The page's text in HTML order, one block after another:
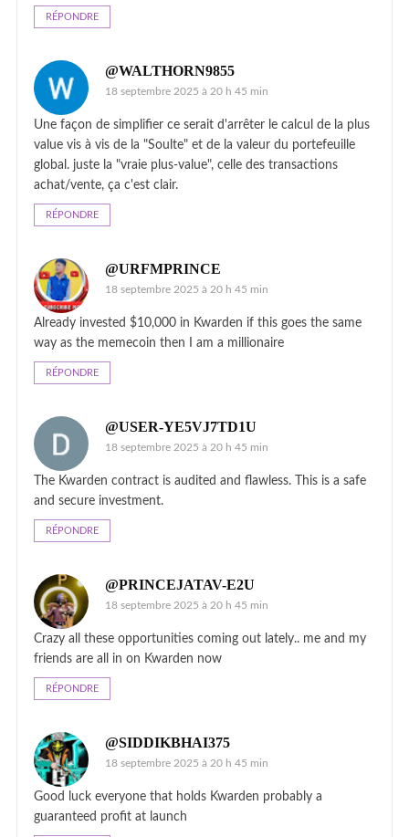
RÉPONDRE
@WALTHORN9855
18 septembre 2025 à 20 h 45 min
Une façon de simplifier ce serait d'arrêter le calcul de la plus
value vis à vis de la "Soulte" et de la valeur du portefeuille
global. juste la "vraie plus-value", celle des transactions
achat/vente, ça c'est clair.
RÉPONDRE
@URFMPRINCE
18 septembre 2025 à 20 h 45 min
Already invested $10,000 in Kwarden if this goes the same
way as the memecoin then I am a millionaire
RÉPONDRE
@USER-YE5VJ7TD1U
18 septembre 2025 à 20 h 45 min
The Kwarden contract is audited and flawless. This is a safe
and secure investment.
RÉPONDRE
@PRINCEJATAV-E2U
18 septembre 2025 à 20 h 45 min
Crazy all these opportunities coming out lately.. me and my
friends are all in on Kwarden now
RÉPONDRE
@SIDDIKBHAI375
18 septembre 2025 à 20 h 45 min
Good luck everyone that holds Kwarden probably a
guaranteed profit at launch